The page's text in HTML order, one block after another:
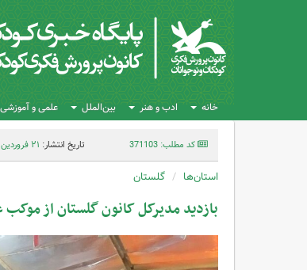
خانه ادب و هنر بین‌الملل علمی و آموزشی
کد مطلب: 371103 تاریخ انتشار: ۲۱ فروردین ۱۴۰۵ - ۱۱:۵۴
استان‌ها گلستان
بازدید مدیرکل کانون گلستان از